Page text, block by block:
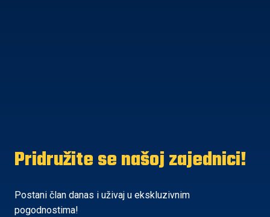
Pridružite se našoj zajednici!
Postani član danas i uživaj u ekskluzivnim
pogodnostima!